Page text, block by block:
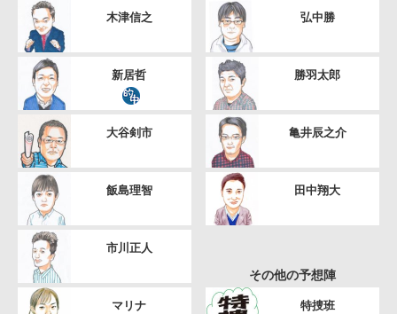
木津信之
新居哲
大谷剣市
飯島理智
市川正人
マリナ
弘中勝
勝羽太郎
亀井辰之介
田中翔大
その他の予想陣
特捜班